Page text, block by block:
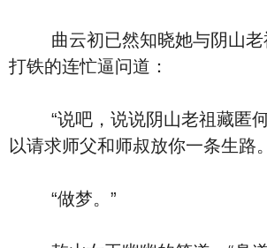
曲云初已然知晓她与阴山老
打铁的连忙逼问道：
“说吧，说说阴山老祖藏匿何
以请求师父和师叔放你一条生路
“做梦。”